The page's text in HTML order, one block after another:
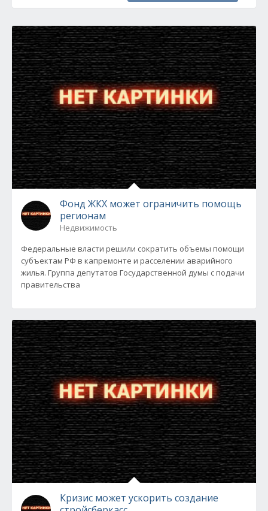
Фонд ЖКХ может ограничить помощь
регионам
Недвижимость
Федеральные власти решили сократить объемы помощи
субъектам РФ в капремонте и расселении аварийного
жилья. Группа депутатов Государственной думы с подачи
правительства
Кризис может ускорить создание